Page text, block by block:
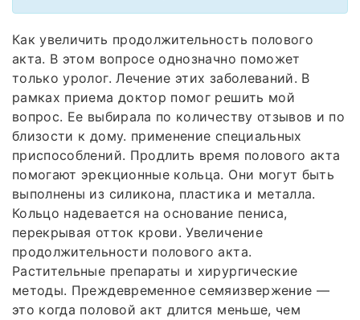
Как увеличить продолжительность полового
акта. В этом вопросе однозначно поможет
только уролог. Лечение этих заболеваний. В
рамках приема доктор помог решить мой
вопрос. Ее выбирала по количеству отзывов и по
близости к дому. применение специальных
приспособлений. Продлить время полового акта
помогают эрекционные кольца. Они могут быть
выполнены из силикона, пластика и металла.
Кольцо надевается на основание пениса,
перекрывая отток крови. Увеличение
продолжительности полового акта.
Растительные препараты и хирургические
методы. Преждевременное семяизвержение —
это когда половой акт длится меньше, чем